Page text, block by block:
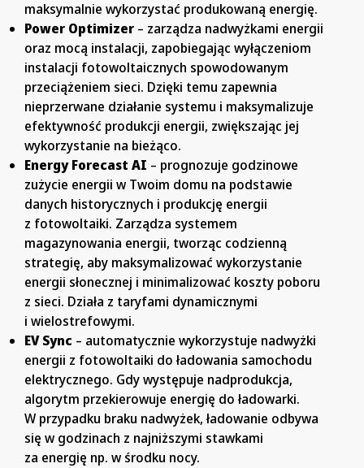
maksymalnie wykorzystać produkowaną energię.
Power Optimizer – zarządza nadwyżkami energii
oraz mocą instalacji, zapobiegając wyłączeniom
instalacji fotowoltaicznych spowodowanym
przeciążeniem sieci. Dzięki temu zapewnia
nieprzerwane działanie systemu i maksymalizuje
efektywność produkcji energii, zwiększając jej
wykorzystanie na bieżąco.
Energy Forecast AI – prognozuje godzinowe
zużycie energii w Twoim domu na podstawie
danych historycznych i produkcję energii
z fotowoltaiki. Zarządza systemem
magazynowania energii, tworząc codzienną
strategię, aby maksymalizować wykorzystanie
energii słonecznej i minimalizować koszty poboru
z sieci. Działa z taryfami dynamicznymi
i wielostrefowymi.
EV Sync – automatycznie wykorzystuje nadwyżki
energii z fotowoltaiki do ładowania samochodu
elektrycznego. Gdy występuje nadprodukcja,
algorytm przekierowuje energię do ładowarki.
W przypadku braku nadwyżek, ładowanie odbywa
się w godzinach z najniższymi stawkami
za energię np. w środku nocy.